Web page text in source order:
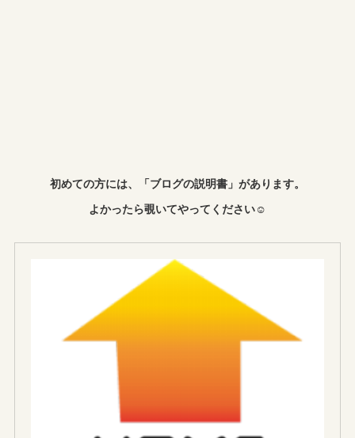
初めての方には、「ブログの説明書」があります。
よかったら覗いてやってください☺︎